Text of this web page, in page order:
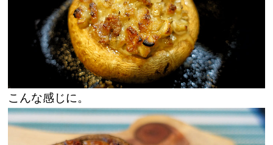
こんな感じに。